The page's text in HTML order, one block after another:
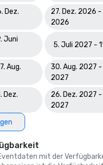
Dez.
27. Dez. 2026 -
2026
Juni
5. Juli 2027 -
Aug.
30. Aug. 2027 -
2027
Dez.
26. Dez. 2027 -
2027
mit der